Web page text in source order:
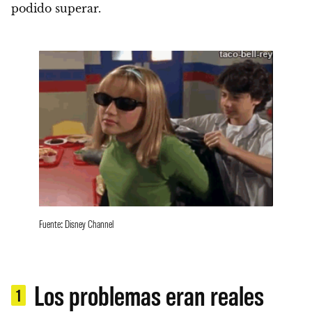
podido superar.
Fuente: Disney Channel
1 Los problemas eran reales